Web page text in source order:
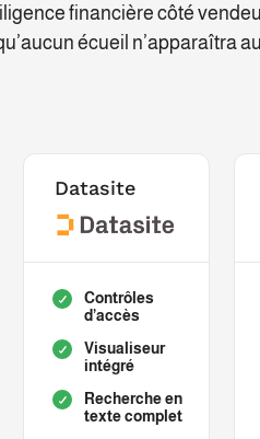
financière côté
écueil n’apparaîtra
Datasite
Contrôles
d’accès
Visualiseur
intégré
Recherche en
texte complet